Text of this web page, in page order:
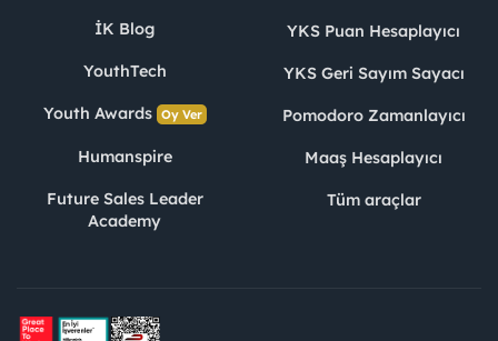
İK Blog
YouthTech
Youth Awards Oy Ver
Humanspire
Future Sales Leader
Academy
YKS Puan Hesaplayıcı
YKS Geri Sayım Sayacı
Pomodoro Zamanlayıcı
Maaş Hesaplayıcı
Tüm araçlar